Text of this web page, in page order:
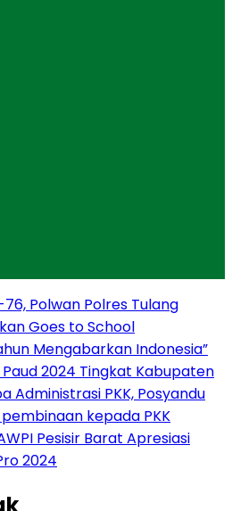
Polwan Polres Tulang
Goes to School
Mengabarkan Indonesia”
2024 Tingkat Kabupaten
Administrasi PKK, Posyandu
kepada PKK
Pesisir Barat Apresiasi
2024